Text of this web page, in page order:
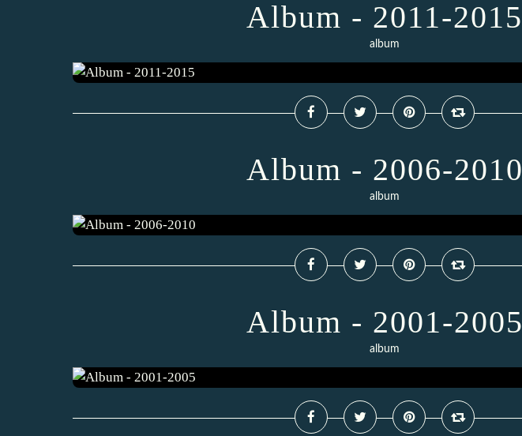
Album - 2011-2015
album
Album - 2006-2010
album
Album - 2001-2005
album